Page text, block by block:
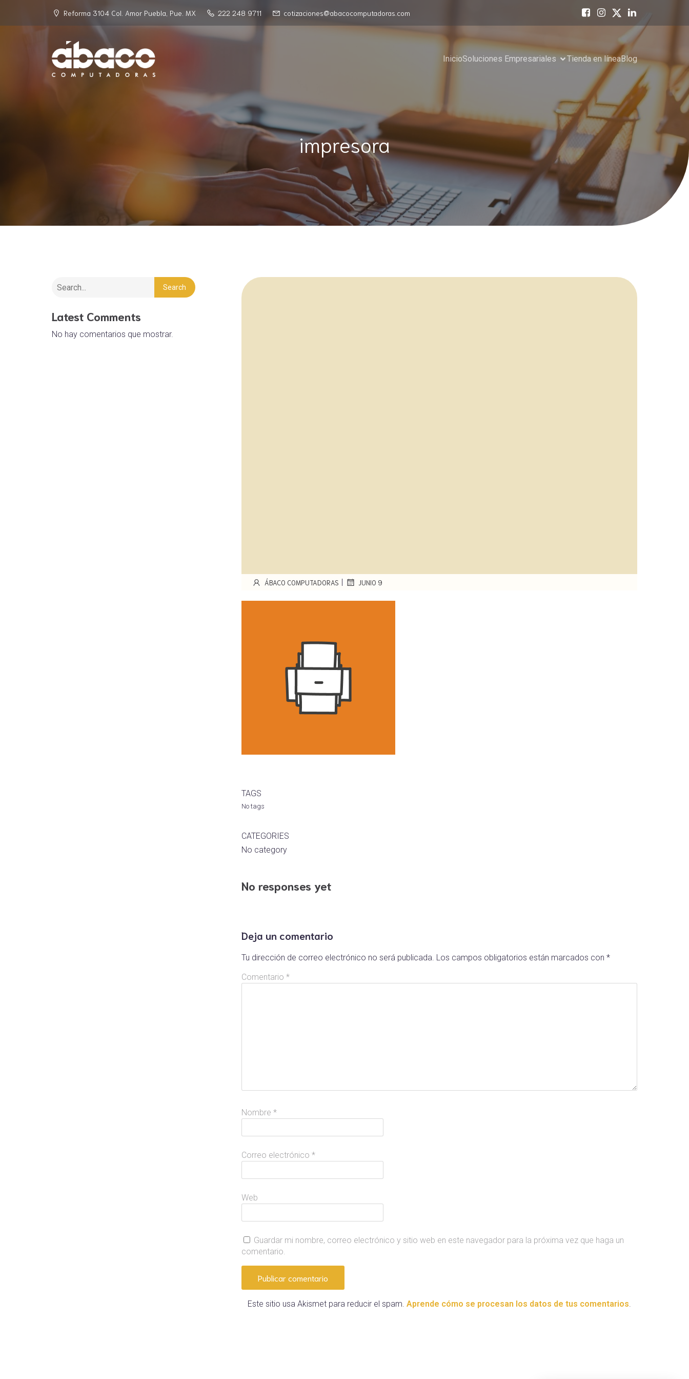
Reforma 3104 Col. Amor Puebla, Pue. MX 222 248 9711 cotizaciones@abacocomputadoras.com
InicioSoluciones Empresariales Tienda en líneaBlog
impresora
Search
Latest Comments
No hay comentarios que mostrar.
ÁBACO COMPUTADORAS JUNIO 9
TAGS
No tags
CATEGORIES
No category
No responses yet
Deja un comentario
Tu dirección de correo electrónico no será publicada. Los campos obligatorios están marcados con *
Comentario *
Nombre *
Correo electrónico *
Web
Guardar mi nombre, correo electrónico y sitio web en este navegador para la próxima vez que haga un
comentario.
Este sitio usa Akismet para reducir el spam. Aprende cómo se procesan los datos de tus comentarios.